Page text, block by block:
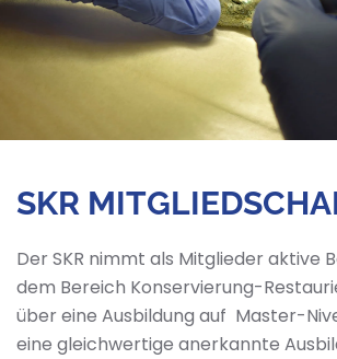
SKR
Der SKR nimmt als Mitglieder aktive
dem Bereich Konservierung-
über eine Ausbildung auf Master-
eine gleichwertige anerkannte